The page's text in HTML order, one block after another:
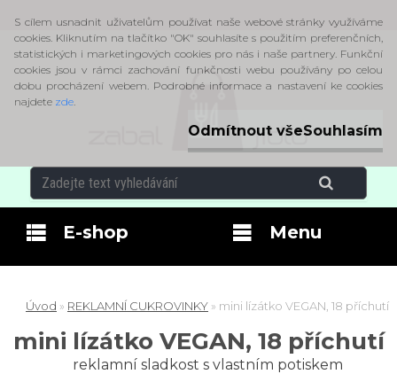
S cílem usnadnit uživatelům používat naše webové stránky využíváme
cookies. Kliknutím na tlačítko "OK" souhlasíte s použitím preferenčních,
statistických i marketingových cookies pro nás i naše partnery. Funkční
cookies jsou v rámci zachování funkčnosti webu používány po celou
dobu procházení webem. Podrobné informace a nastavení ke cookies
najdete zde.
Odmítnout všeSouhlasím
E-shop Menu
Úvod » REKLAMNÍ CUKROVINKY » mini lízátko VEGAN, 18 příchutí
mini lízátko VEGAN, 18 příchutí
reklamní sladkost s vlastním potiskem